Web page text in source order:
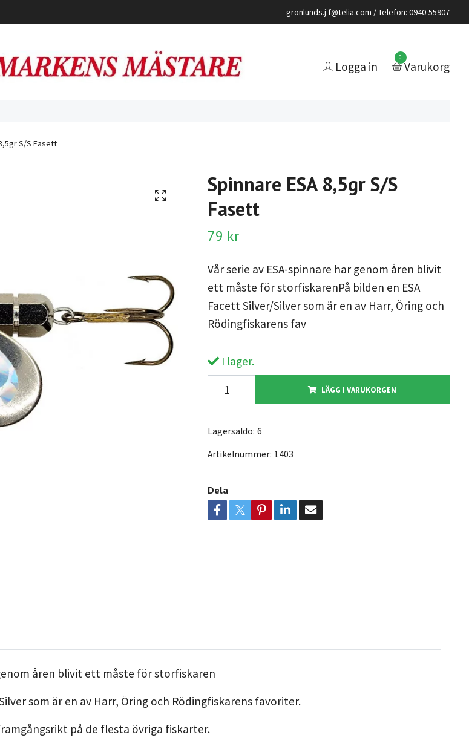
gronlunds.j.f@telia.com / Telefon: 0940-55907
Logga in
0
Varukorg
S/S Fasett
Spinnare ESA 8,5gr S/S
Fasett
79 kr
Vår serie av ESA-spinnare har genom åren blivit
ett måste för storfiskarenPå bilden en ESA
Facett Silver/Silver som är en av Harr, Öring och
Rödingfiskarens fav
I lager.
LÄGG I VARUKORGEN
Lagersaldo: 6
Artikelnummer: 1403
Dela
åren blivit ett måste för storfiskaren
som är en av Harr, Öring och Rödingfiskarens favoriter.
på de flesta övriga fiskarter.